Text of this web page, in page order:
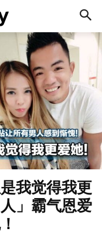
我觉得我更
」霸气恩爱